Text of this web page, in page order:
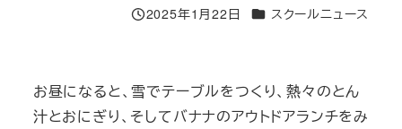
投稿日
2025年1月22日 カテゴリー
スクールニュース
お昼になると、雪でテーブルをつくり、熱々のとん
汁とおにぎり、そしてバナナのアウトドアランチをみ